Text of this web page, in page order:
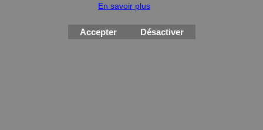
En savoir plus
Accepter Désactiver